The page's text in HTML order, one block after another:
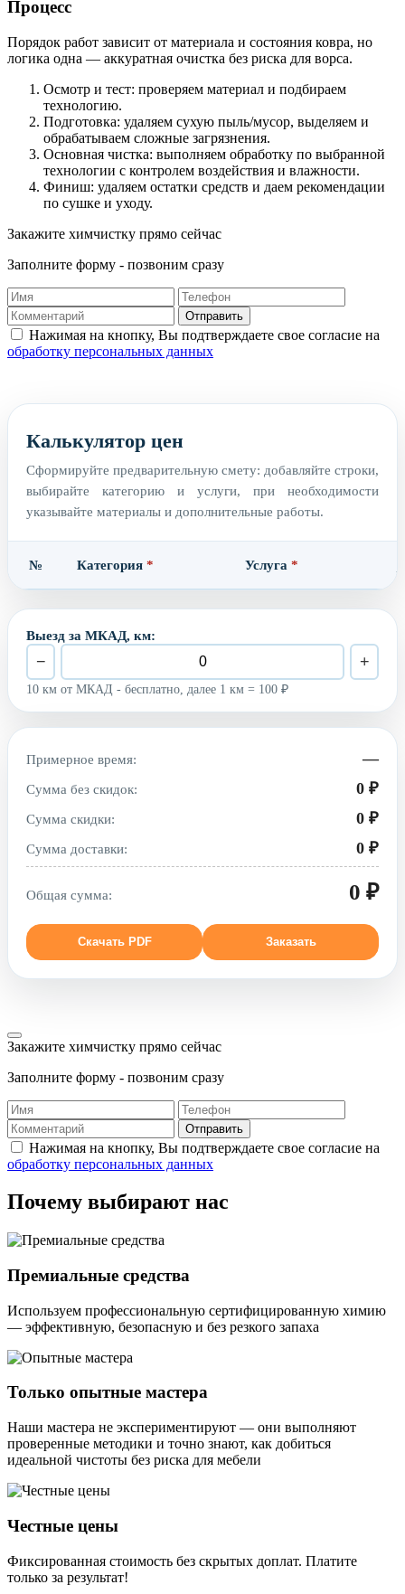
Процесс
Порядок работ зависит от материала и состояния ковра, но
логика одна — аккуратная очистка без риска для ворса.
Осмотр и тест: проверяем материал и подбираем
технологию.
Подготовка: удаляем сухую пыль/мусор, выделяем и
обрабатываем сложные загрязнения.
Основная чистка: выполняем обработку по выбранной
технологии с контролем воздействия и влажности.
Финиш: удаляем остатки средств и даем рекомендации
по сушке и уходу.
Закажите химчистку прямо сейчас
Заполните форму - позвоним сразу
Отправить
Нажимая на кнопку, Вы подтверждаете свое согласие на
обработку персональных данных
Калькулятор цен
Сформируйте предварительную смету: добавляйте строки,
выбирайте категорию и услуги, при необходимости
указывайте материалы и дополнительные работы.
№ Категория * Услуга *
Выезд за МКАД, км:
− +
10 км от МКАД - бесплатно, далее 1 км = 100 ₽
Примерное время: —
Сумма без скидок: 0 ₽
Сумма скидки: 0 ₽
Сумма доставки: 0 ₽
Общая сумма: 0 ₽
Скачать PDF Заказать
Закажите химчистку прямо сейчас
Заполните форму - позвоним сразу
Отправить
Нажимая на кнопку, Вы подтверждаете свое согласие на
обработку персональных данных
Почему выбирают нас
Премиальные средства
Используем профессиональную сертифицированную химию
— эффективную, безопасную и без резкого запаха
Только опытные мастера
Наши мастера не экспериментируют — они выполняют
проверенные методики и точно знают, как добиться
идеальной чистоты без риска для мебели
Честные цены
Фиксированная стоимость без скрытых доплат. Платите
только за результат!